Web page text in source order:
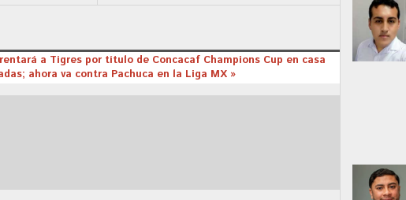
a Tigres por título de Concacaf Champions Cup en casa
ahora va contra Pachuca en la Liga MX »